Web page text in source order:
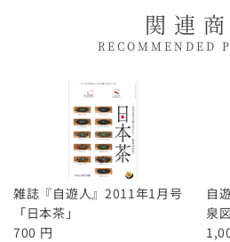
大変満足しております。
これから本物を後世に残して
れまでの営業ノウハウを活か
独立を考えています。
その土地土地で昔から残され
る本物の食を個人ですが、
仕入れて販売していこうと
自由人さんの想いにかなり近
関連
RECOMMENDED
雑誌『自遊人』2011年1月号
「日本茶」
700 円
自
泉